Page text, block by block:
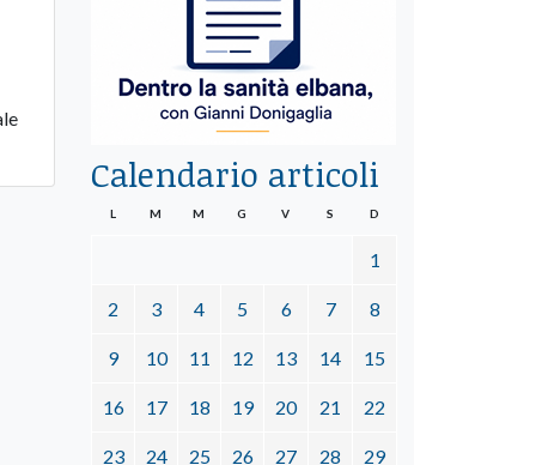
Calendario articoli
L M M G V S D
1
2 3 4 5 6 7 8
9 10 11 12 13 14 15
16 17 18 19 20 21 22
23 24 25 26 27 28 29